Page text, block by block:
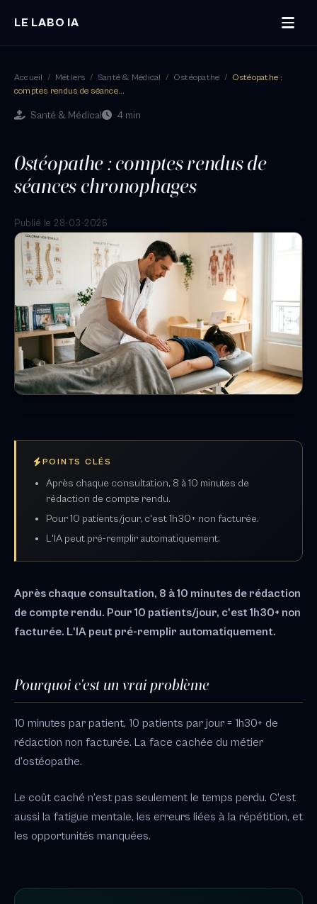
LE LABO IA
Accueil / Métiers / Santé & Médical / Ostéopathe / Ostéopathe :
comptes rendus de séance...
Santé & Médical 4 min
Ostéopathe : comptes rendus de
séances chronophages
Publié le 28-03-2026
POINTS CLÉS
Après chaque consultation, 8 à 10 minutes de
rédaction de compte rendu.
Pour 10 patients/jour, c'est 1h30+ non facturée.
L'IA peut pré-remplir automatiquement.
Après chaque consultation, 8 à 10 minutes de rédaction
de compte rendu. Pour 10 patients/jour, c'est 1h30+ non
facturée. L'IA peut pré-remplir automatiquement.
Pourquoi c'est un vrai problème
10 minutes par patient, 10 patients par jour = 1h30+ de
rédaction non facturée. La face cachée du métier
d'ostéopathe.
Le coût caché n'est pas seulement le temps perdu. C'est
aussi la fatigue mentale, les erreurs liées à la répétition, et
les opportunités manquées.